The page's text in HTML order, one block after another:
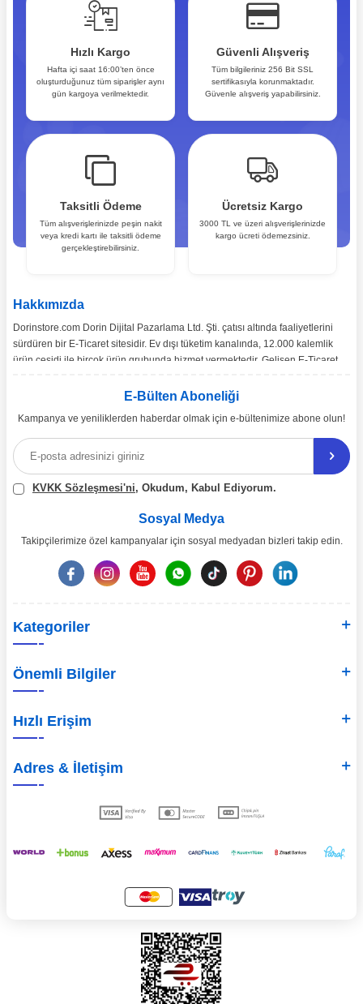
Hızlı Kargo
Hafta içi saat 16:00’ten önce
oluşturduğunuz tüm siparişler aynı
gün kargoya verilmektedir.
Güvenli Alışveriş
Tüm bilgileriniz 256 Bit SSL
sertifikasıyla korunmaktadır.
Güvenle alışveriş yapabilirsiniz.
Taksitli Ödeme
Tüm alışverişlerinizde peşin nakit
veya kredi kartı ile taksitli ödeme
gerçekleştirebilirsiniz.
Ücretsiz Kargo
3000 TL ve üzeri alışverişlerinizde
kargo ücreti ödemezsiniz.
Hakkımızda
Dorinstore.com Dorin Dijital Pazarlama Ltd. Şti. çatısı altında faaliyetlerini
sürdüren bir E-Ticaret sitesidir. Ev dışı tüketim kanalında, 12.000 kalemlik
ürün çeşidi ile birçok ürün grubunda hizmet vermektedir. Gelişen E-Ticaret
toptan ve perakende satışımız gerçekleşmektedir.
Ürün çeşitliliğinin ve çözüm önerilerinin yanı sıra, ekonomik katma değer
sağlamayı misyon edinen dorinstore.com E-Ticaret sitemiz üzerinden,
uzman arkadaşlarımız eşliğinde 7/24 bizlere ulaşabilirsiniz.
E-Bülten Aboneliği
Kampanya ve yeniliklerden haberdar olmak için e-bültenimize abone olun!
KVKK Sözleşmesi'ni, Okudum, Kabul Ediyorum.
Sosyal Medya
Takipçilerimize özel kampanyalar için sosyal medyadan bizleri takip edin.
Kategoriler
Önemli Bilgiler
Hızlı Erişim
Adres & İletişim